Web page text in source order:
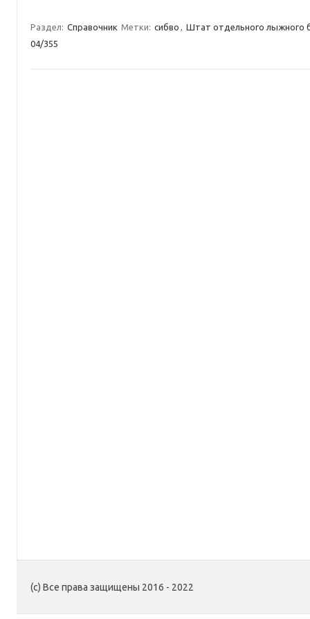
Раздел: Справочник Метки: сибво
Штат отдельного лыжного
04/355
(c) Все права защищены 2016 - 2022